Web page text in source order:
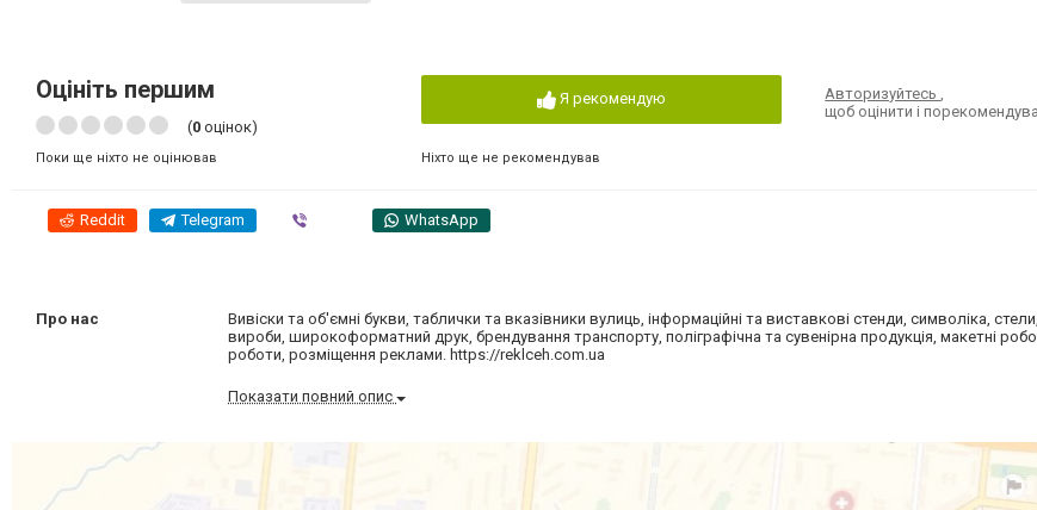
Оцініть першим
(0 оцінок)
Поки ще ніхто не оцінював
Я рекомендую
Ніхто ще не рекомендував
Авторизуйтесь,
щоб оцінити і
Reddit Telegram WhatsApp
Про нас
Вивіски та об'ємні букви, таблички та вказівники вулиць, інформаційні та виставкові стенди, символіка,
вироби, широкоформатний друк, брендування транспорту, поліграфічна та сувенірна продукція, макетні
роботи, розміщення реклами. https://reklceh.com.ua
Показати повний опис